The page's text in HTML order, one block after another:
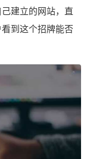
建立的网站，直
到这个招牌能否